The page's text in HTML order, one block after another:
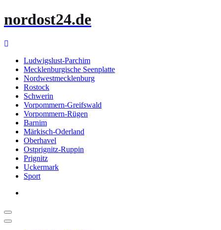
Inhalt
nordost24.de
Ludwigslust-Parchim
Mecklenburgische Seenplatte
Nordwestmecklenburg
Rostock
Schwerin
Vorpommern-Greifswald
Vorpommern-Rügen
Barnim
Märkisch-Oderland
Oberhavel
Ostprignitz-Ruppin
Prignitz
Uckermark
Sport